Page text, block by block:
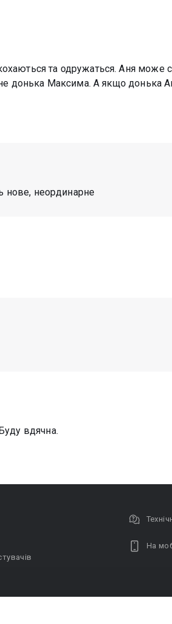
та одружаться. Аня може
донька Максима. А якщо донька
нове, неординарне
вдячна.
На